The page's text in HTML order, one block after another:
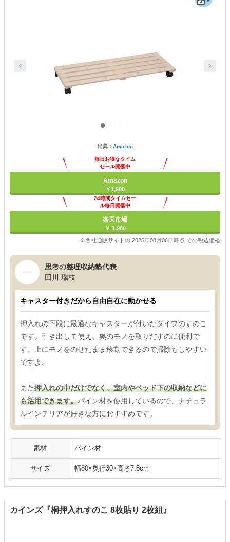
出典： Amazon
毎日お得なタイム
セール開催中
Amazon
￥1,980
24時間タイムセー
ル毎日開催中
楽天市場
￥ 1,980
※各社通販サイトの 2025年08月06日時点 での税込価格
思考の整理収納塾代表
田川 瑞枝
キャスター付きだから自由自在に動かせる
押入れの下段に最適なキャスターが付いたタイプのすのこ
です。引き出して使え、奥のモノを取りだすのに便利で
す。上にモノをのせたまま移動できるので掃除もしやすい
ですよ。
また押入れの中だけでなく、室内やベッド下の収納などに
も活用できます。パイン材を使用しているので、ナチュラ
ルインテリアが好きな方におすすめです。
素材 パイン材
サイズ 幅80×奥行30×高さ7.8cm
カインズ『桐押入れすのこ 8枚貼り 2枚組』